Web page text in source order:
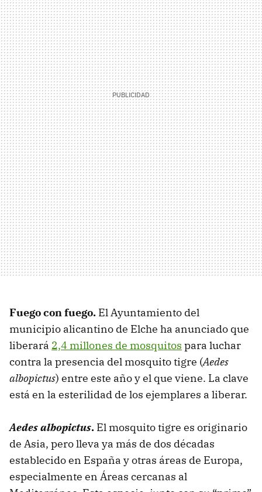
Fuego con fuego. El Ayuntamiento del
municipio alicantino de Elche ha anunciado que
liberará 2,4 millones de mosquitos para luchar
contra la presencia del mosquito tigre (Aedes
albopictus) entre este año y el que viene. La clave
está en la esterilidad de los ejemplares a liberar.
Aedes albopictus. El mosquito tigre es originario
de Asia, pero lleva ya más de dos décadas
establecido en España y otras áreas de Europa,
especialmente en Áreas cercanas al